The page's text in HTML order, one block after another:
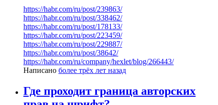
https://habr.com/ru/post/239863/
https://habr.com/ru/post/338462/
https://habr.com/ru/post/178133/
https://habr.com/ru/post/223459/
https://habr.com/ru/post/229887/
https://habr.com/ru/post/38642/
https://habr.com/ru/company/hexlet/blog/266443/
Написано более трёх лет назад
Где проходит граница авторских